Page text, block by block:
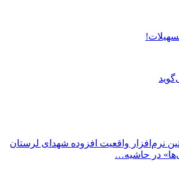
نرم‌افزار واقعیت افزوده شهدای لرستان
در حاشیه…